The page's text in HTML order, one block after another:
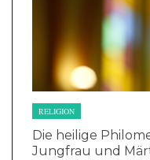
RELIGION
Die heilige
Jungfrau und